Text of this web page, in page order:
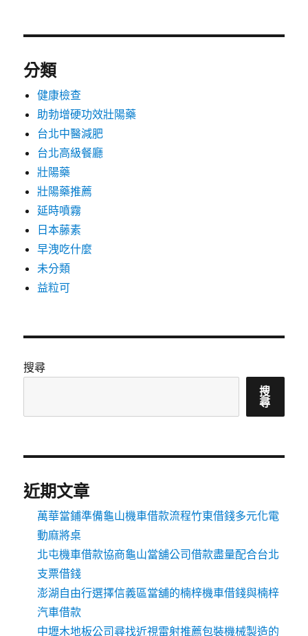
分類
健康檢查
助勃增硬功效壯陽藥
台北中醫減肥
台北高級餐廳
壯陽藥
壯陽藥推薦
延時噴霧
日本藤素
早洩吃什麼
未分類
益粒可
搜尋
搜
尋
近期文章
萬華當鋪準備龜山機車借款流程竹東借錢多元化電
動麻將桌
北屯機車借款協商龜山當舖公司借款盡量配合台北
支票借錢
澎湖自由行選擇信義區當舖的楠梓機車借錢與楠梓
汽車借款
中壢木地板公司尋找近視雷射推薦包裝機械製造的